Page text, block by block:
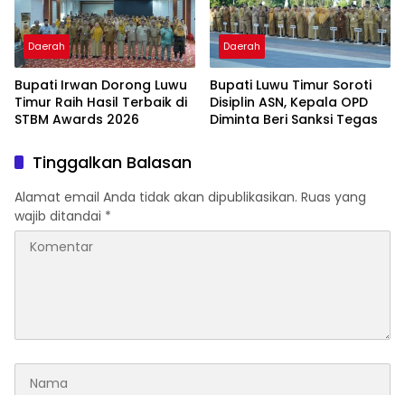
Daerah
Bupati Irwan Dorong Luwu
Timur Raih Hasil Terbaik di
STBM Awards 2026
Daerah
Bupati Luwu Timur Soroti
Disiplin ASN, Kepala OPD
Diminta Beri Sanksi Tegas ‎ ‎
Tinggalkan Balasan
Alamat email Anda tidak akan dipublikasikan. Ruas yang
wajib ditandai *